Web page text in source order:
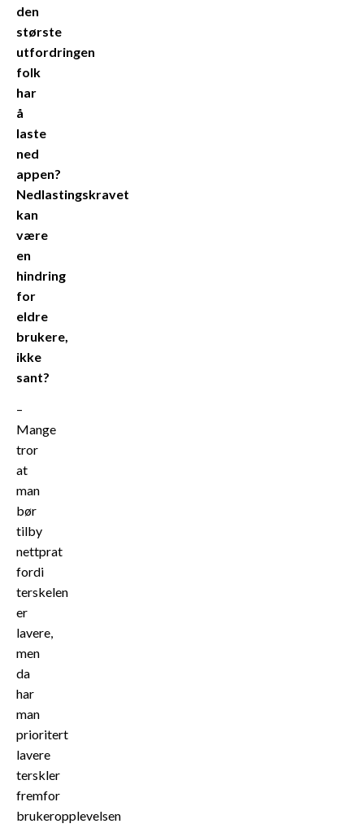
den
største
utfordringen
folk
har
å
laste
ned
appen?
Nedlastingskravet
kan
være
en
hindring
for
eldre
brukere,
ikke
sant?
–
Mange
tror
at
man
bør
tilby
nettprat
fordi
terskelen
er
lavere,
men
da
har
man
prioritert
lavere
terskler
fremfor
brukeropplevelsen